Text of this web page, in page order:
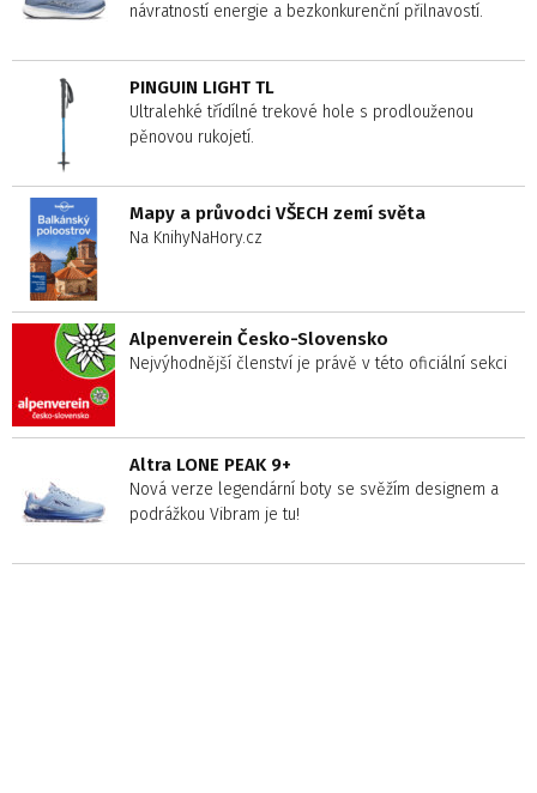
návratností energie a bezkonkurenční přilnavostí.
PINGUIN LIGHT TL
Ultralehké třídílné trekové hole s prodlouženou
pěnovou rukojetí.
Mapy a průvodci VŠECH zemí světa
Na KnihyNaHory.cz
Alpenverein Česko-Slovensko
Nejvýhodnější členství je právě v této oficiální sekci
Altra LONE PEAK 9+
Nová verze legendární boty se svěžím designem a
podrážkou Vibram je tu!